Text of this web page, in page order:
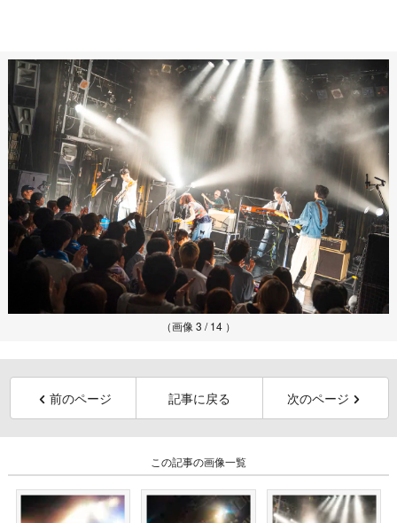
（画像 3 / 14 ）
前のページ 記事に戻る 次のページ
この記事の画像一覧